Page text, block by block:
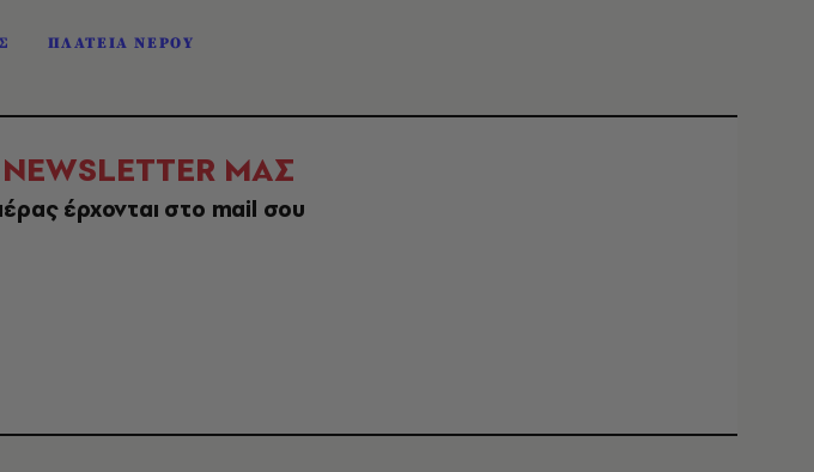
ΠΛΑΤΕΙΑ ΝΕΡΟΥ
ΜΑΣ
έρχονται στο mail σου